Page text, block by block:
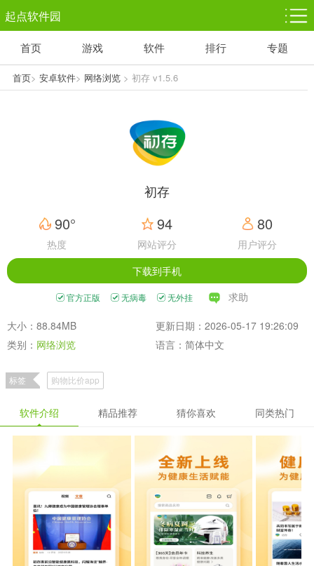
起点软件园
塔防游戏
1千+款游戏
休闲益智
1万+款游戏
体育竞技
5百+款游戏
3百+款游戏
首页 游戏 软件 排行 专题
首页> 安卓软件> 网络浏览> 初存 v1.5.6
初存
90°
热度
94
网站评分
80
用户评分
下载到手机
官方正版 无病毒 无外挂 求助
大小：88.84MB
更新日期：2026-05-17 19:26:09
类别： 网络浏览 语言：简体中文
标签 购物比价app
软件介绍 精品推荐 猜你喜欢 同类热门